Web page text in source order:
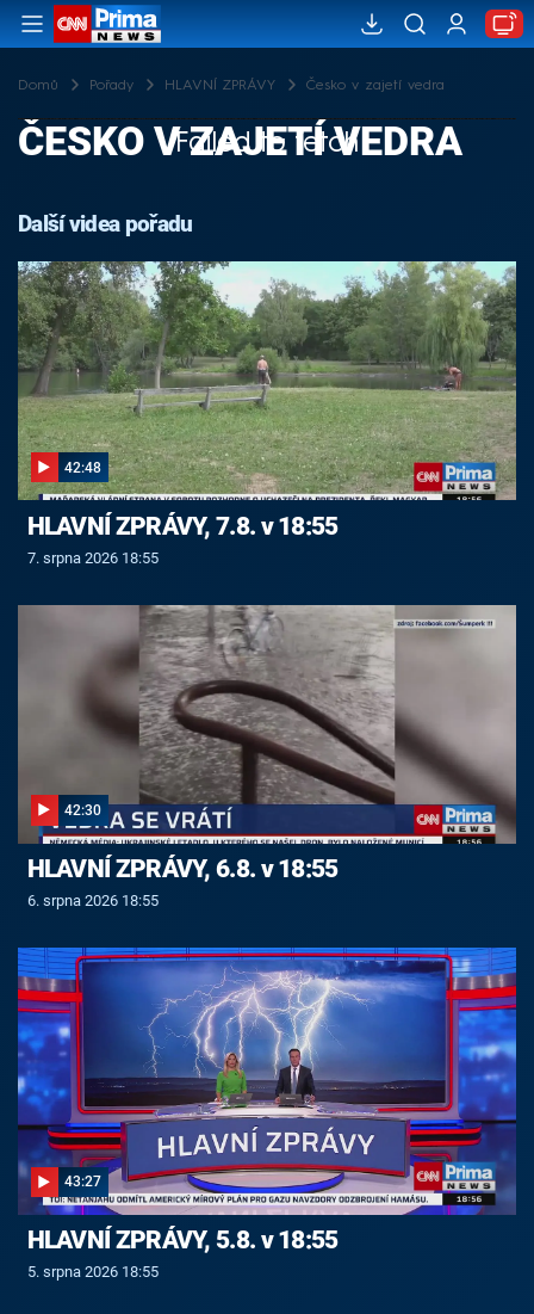
Domů Pořady HLAVNÍ ZPRÁVY Česko v zajetí vedra
Failed to fetch
ČESKO V ZAJETÍ VEDRA
Další videa pořadu
42:48
HLAVNÍ ZPRÁVY, 7.8. v 18:55
7. srpna 2026 18:55
42:30
HLAVNÍ ZPRÁVY, 6.8. v 18:55
6. srpna 2026 18:55
43:27
HLAVNÍ ZPRÁVY, 5.8. v 18:55
5. srpna 2026 18:55